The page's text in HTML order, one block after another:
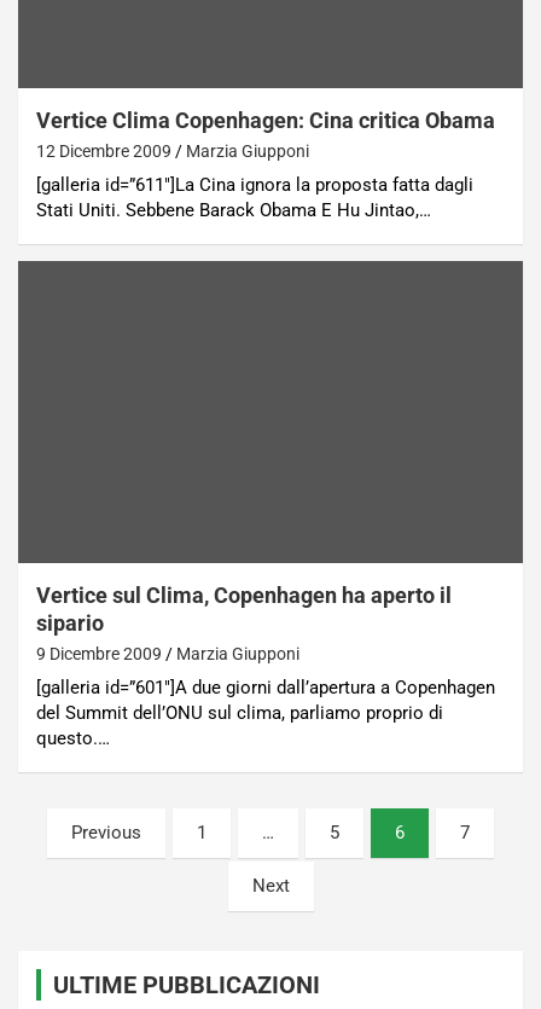
Vertice Clima Copenhagen: Cina critica Obama
12 Dicembre 2009 Marzia Giupponi
[galleria id=”611″]La Cina ignora la proposta fatta dagli
Stati Uniti. Sebbene Barack Obama E Hu Jintao,…
Vertice sul Clima, Copenhagen ha aperto il
sipario
9 Dicembre 2009 Marzia Giupponi
[galleria id=”601″]A due giorni dall’apertura a Copenhagen
del Summit dell’ONU sul clima, parliamo proprio di
questo.…
Paginazione
degli
Previous 1 … 5 6 7
Next
ULTIME PUBBLICAZIONI